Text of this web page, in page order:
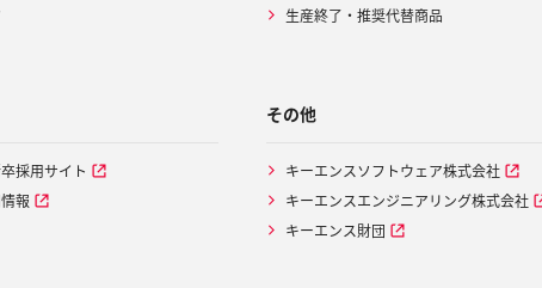
生産終了・推奨代替商品
採用サイト
報
その他
キーエンスソフトウェア株式会社
キーエンスエンジニアリング株式会社
キーエンス財団